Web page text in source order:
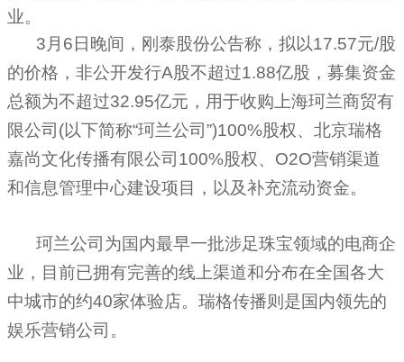
业。
3月 6日晚间，刚泰股份公告称，拟以17.57元/股
的价格，非公开发行A股不超过1.88亿股，募集资金
总额为不超过32.95亿元，用于收购上海珂兰商贸有
限公司(以下简称“珂兰公司”)100%股权、北京瑞格
嘉尚文化传播有限公司100%股权、 O2O营销渠道
和信息管理中心建设项目，以及补充流动资金。
珂兰公司为国内最早一批涉足珠宝领域的电商企
业，目前已拥有完善的线上渠道和分布在全国各大
中城市的约40家体验店。瑞格传播则是国内领先的
娱乐营销公司。